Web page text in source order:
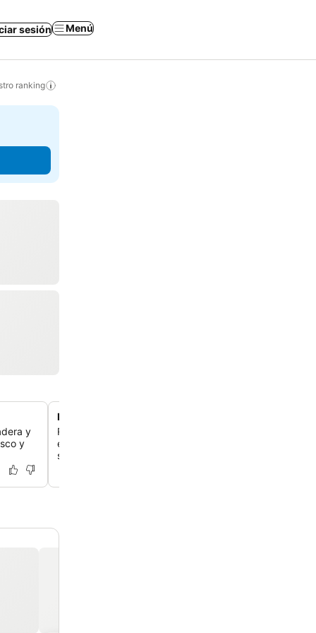
sesión Menú
ranking
y
y
Piscina exterior climatizada
Relájate en la piscina climatizada abierta todo el año,
escape del calor de Nevada con muchas zonas de
sombra para descansar.